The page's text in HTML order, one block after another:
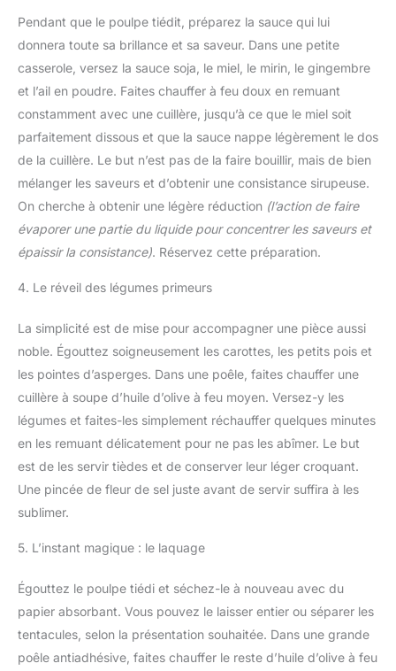
Pendant que le poulpe tiédit, préparez la sauce qui lui
donnera toute sa brillance et sa saveur. Dans une petite
casserole, versez la sauce soja, le miel, le mirin, le gingembre
et l’ail en poudre. Faites chauffer à feu doux en remuant
constamment avec une cuillère, jusqu’à ce que le miel soit
parfaitement dissous et que la sauce nappe légèrement le dos
de la cuillère. Le but n’est pas de la faire bouillir, mais de bien
mélanger les saveurs et d’obtenir une consistance sirupeuse.
On cherche à obtenir une légère réduction (l’action de faire
évaporer une partie du liquide pour concentrer les saveurs et
épaissir la consistance). Réservez cette préparation.
4. Le réveil des légumes primeurs
La simplicité est de mise pour accompagner une pièce aussi
noble. Égouttez soigneusement les carottes, les petits pois et
les pointes d’asperges. Dans une poêle, faites chauffer une
cuillère à soupe d’huile d’olive à feu moyen. Versez-y les
légumes et faites-les simplement réchauffer quelques minutes
en les remuant délicatement pour ne pas les abîmer. Le but
est de les servir tièdes et de conserver leur léger croquant.
Une pincée de fleur de sel juste avant de servir suffira à les
sublimer.
5. L’instant magique : le laquage
Égouttez le poulpe tiédi et séchez-le à nouveau avec du
papier absorbant. Vous pouvez le laisser entier ou séparer les
tentacules, selon la présentation souhaitée. Dans une grande
poêle antiadhésive, faites chauffer le reste d’huile d’olive à feu